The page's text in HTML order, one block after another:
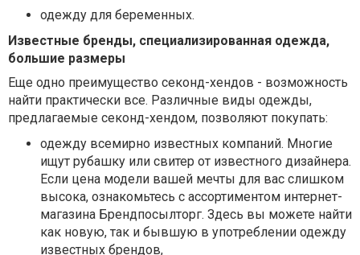
одежду для беременных.
Известные бренды, специализированная одежда,
большие размеры
Еще одно преимущество секонд-хендов - возможность
найти практически все. Различные виды одежды,
предлагаемые секонд-хендом, позволяют покупать:
одежду всемирно известных компаний. Многие
ищут рубашку или свитер от известного дизайнера.
Если цена модели вашей мечты для вас слишком
высока, ознакомьтесь с ассортиментом интернет-
магазина Брендпосылторг. Здесь вы можете найти
как новую, так и бывшую в употреблении одежду
известных брендов,